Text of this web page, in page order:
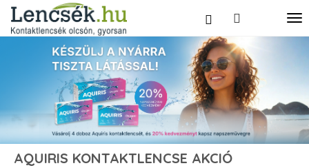
AQUIRIS KONTAKTLENCSE AKCIÓ